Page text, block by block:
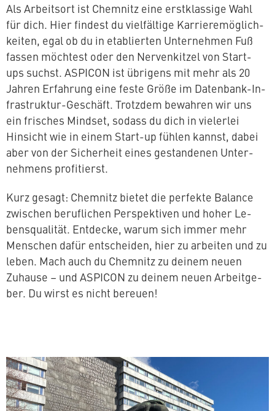
Als Ar­beits­ort ist Chemnitz eine erst­klas­si­ge Wahl
für dich. Hier findest du viel­fäl­ti­ge Kar­rie­re­mög­lich­
kei­ten, egal ob du in eta­blier­ten Un­ter­neh­men Fuß
fassen möchtest oder den Ner­ven­kit­zel von Start-
ups suchst. ASPICON ist übrigens mit mehr als 20
Jahren Erfahrung eine feste Größe im Datenbank-In­
fra­struk­tur-Geschäft. Trotzdem bewahren wir uns
ein frisches Mindset, sodass du dich in vielerlei
Hinsicht wie in einem Start-up fühlen kannst, dabei
aber von der Si­cher­heit eines ge­stan­de­nen Un­ter­
neh­mens profitierst.
Kurz gesagt: Chemnitz bietet die perfekte Balance
zwischen be­ruf­li­chen Per­spek­ti­ven und hoher Le­
bens­qua­li­tät. Entdecke, warum sich immer mehr
Menschen dafür ent­schei­den, hier zu arbeiten und zu
leben. Mach auch du Chemnitz zu deinem neuen
Zuhause – und ASPICON zu deinem neuen Ar­beit­ge­
ber. Du wirst es nicht bereuen!